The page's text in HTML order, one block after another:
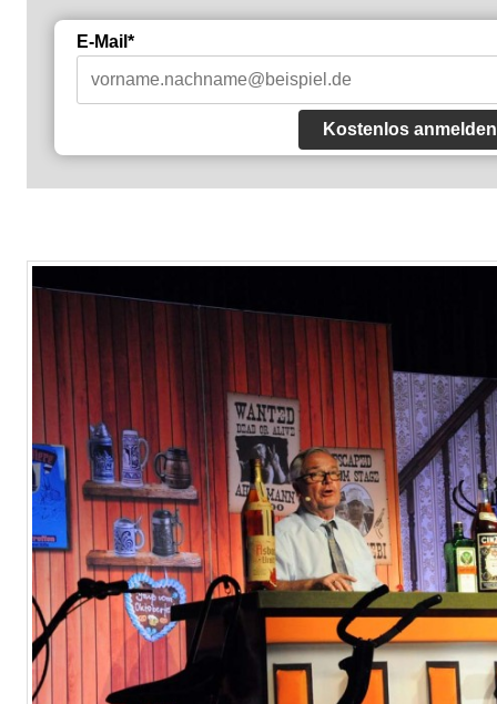
E-Mail*
Kostenlos anmelden